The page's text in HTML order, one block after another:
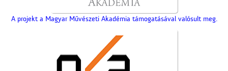
A projekt a Magyar Művészeti Akadémia támogatásával valósult meg.